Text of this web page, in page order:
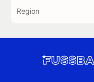
Region